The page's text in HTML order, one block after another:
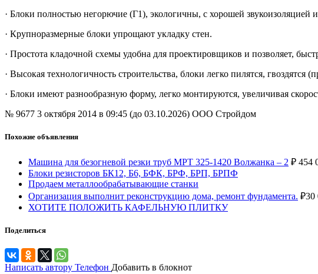
· Блоки полностью негорючие (Г1), экологичны, с хорошей звукоизоляцией
· Крупноразмерные блоки упрощают укладку стен.
· Простота кладочной схемы удобна для проектировщиков и позволяет,
· Высокая технологичность строительства, блоки легко пилятся,
· Блоки имеют разнообразную форму, легко монтируются, увеличивая
№ 9677 3 октября 2014 в 09:45 (до 03.10.2026) ООО Стройдом
Похожие объявления
Машина для безогневой резки труб МРТ 325-1420 Волжанка – 2 ₽ 454
Блоки резисторов БК12, Б6, БФК, БРФ, БРП, БРПФ
Продаем металлообрабатывающие станки
Организация выполнит реконструкцию дома, ремонт фундамента. ₽30
ХОТИТЕ ПОЛОЖИТЬ КАФЕЛЬНУЮ ПЛИТКУ
Поделиться
Написать автору Телефон Добавить в блокнот